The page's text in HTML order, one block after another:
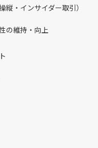
縦・インサイダー取引）
の維持・向上